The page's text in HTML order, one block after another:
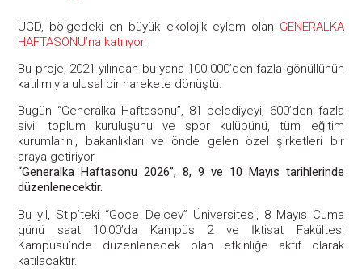
UGD, bölgedeki en büyük ekolojik eylem olan GENERALKA
HAFTASONU’na katılıyor.
Bu proje, 2021 yılından bu yana 100.000’den fazla gönüllünün
katılımıyla ulusal bir harekete dönüştü.
Bugün “Generalka Haftasonu”, 81 belediyeyi, 600’den fazla
sivil toplum kuruluşunu ve spor kulübünü, tüm eğitim
kurumlarını, bakanlıkları ve önde gelen özel şirketleri bir
araya getiriyor.
“Generalka Haftasonu 2026”, 8, 9 ve 10 Mayıs tarihlerinde
düzenlenecektir.
Bu yıl, Stip’teki “Goce Delcev” Üniversitesi, 8 Mayıs Cuma
günü saat 10:00’da Kampüs 2 ve İktisat Fakültesi
Kampüsü’nde düzenlenecek olan etkinliğe aktif olarak
katılacaktır.